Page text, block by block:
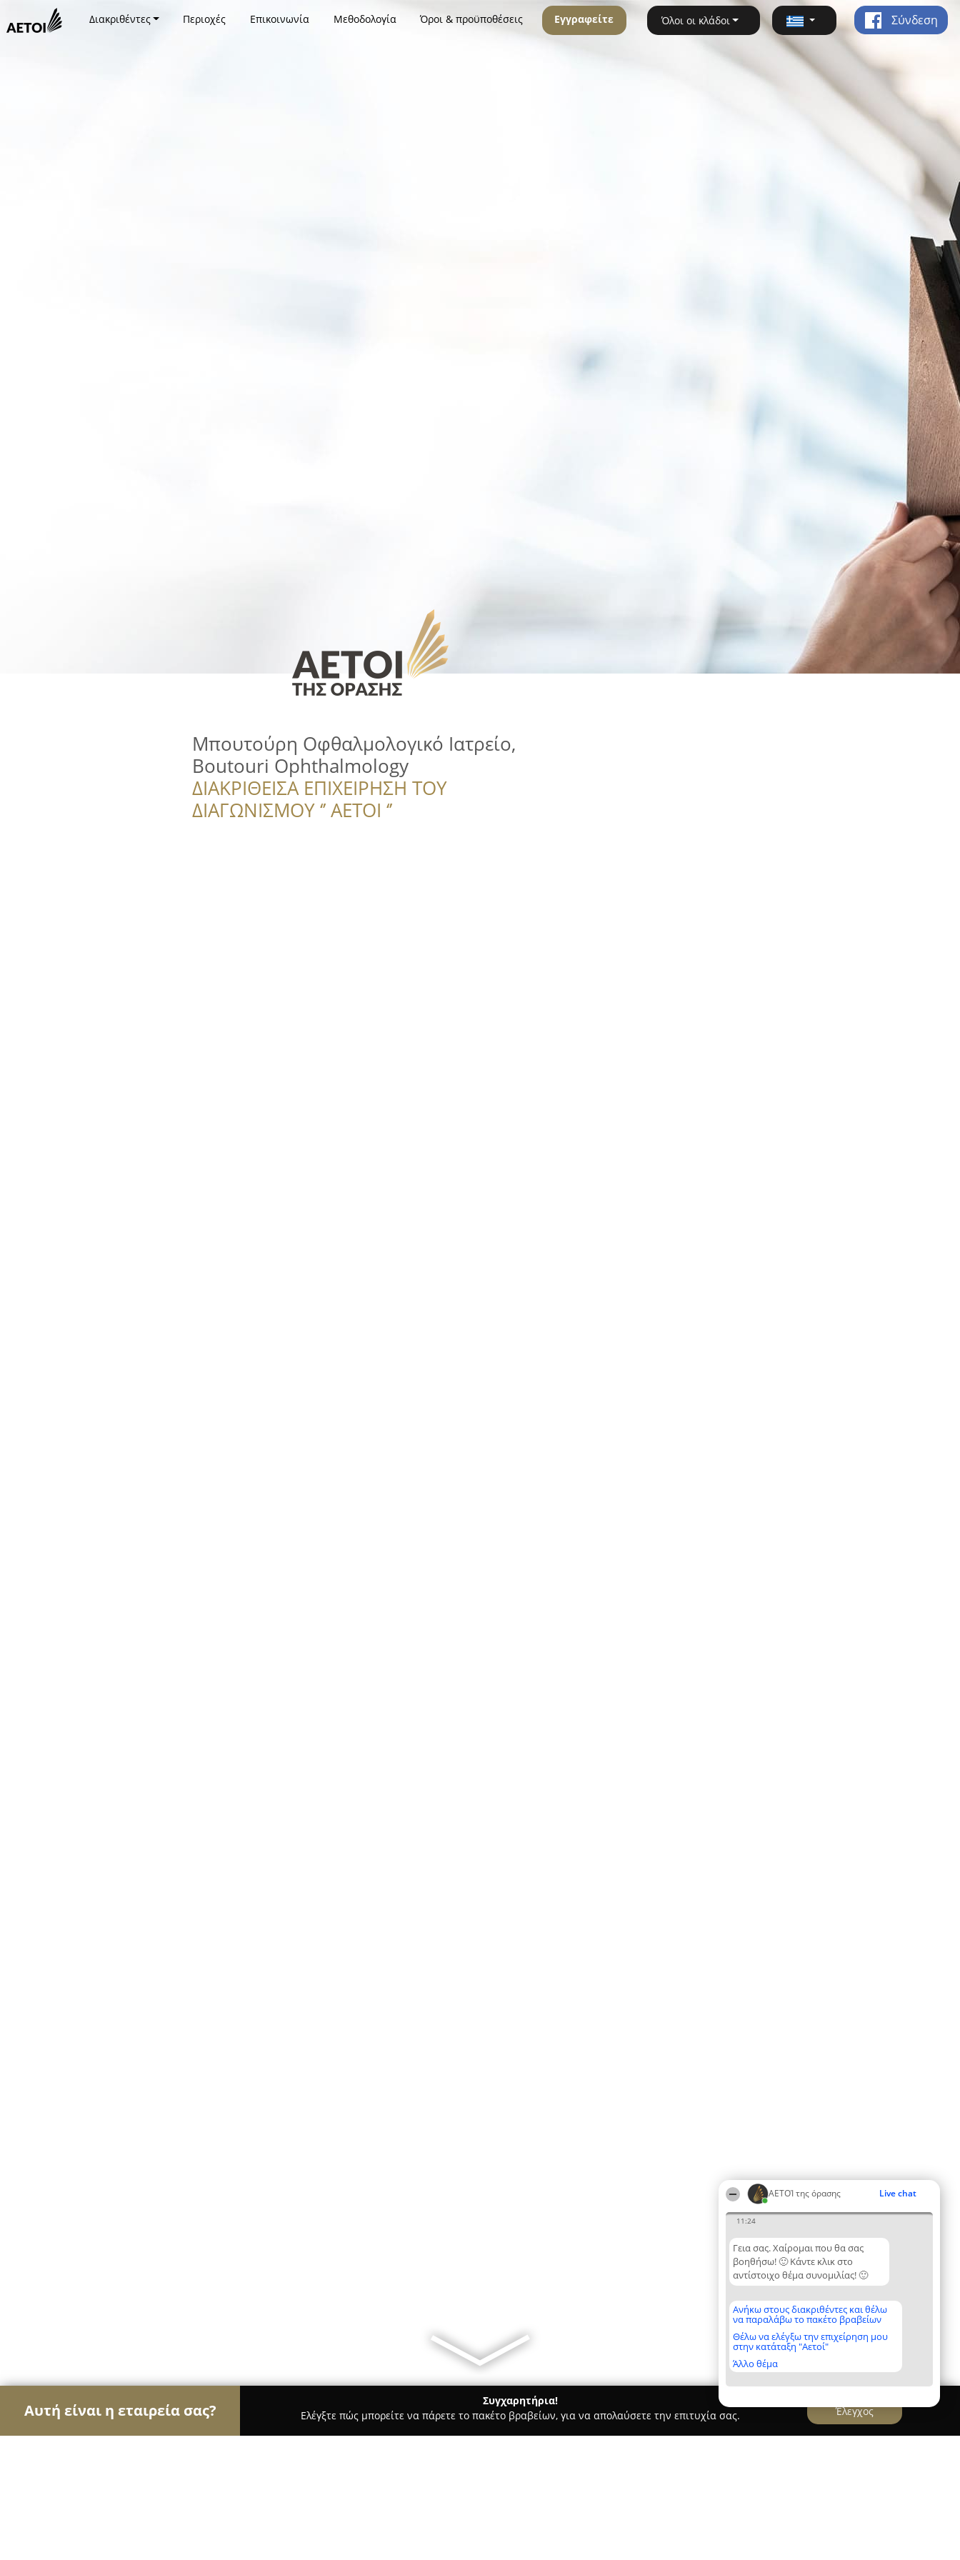
ΑΕΤΟΊ της όρασης Live chat
11:24
Γεια σας. Χαίρομαι που θα σας
βοηθήσω! 🙂 Κάντε κλικ στο
αντίστοιχο θέμα συνομιλίας! 🙂
Ανήκω στους διακριθέντες και θέλω
να παραλάβω το πακέτο βραβείων
Θέλω να ελέγξω την επιχείρηση μου
στην κατάταξη "Αετοί"
Άλλο θέμα
Διακριθέντες Περιοχές Επικοινωνία Μεθοδολογία Όροι & προϋποθέσεις Εγγραφείτε Όλοι οι κλάδοι Σύνδεση
Μπουτούρη Οφθαλμολογικό Ιατρείο,
Boutouri Ophthalmology
ΔΙΑΚΡΙΘΕΙΣΑ ΕΠΙΧΕΙΡΗΣΗ ΤΟΥ
ΔΙΑΓΩΝΙΣΜΟΥ ‘’ ΑΕΤΟΙ ‘’
Αυτή είναι η εταιρεία σας?
Συγχαρητήρια!
Ελέγξτε πώς μπορείτε να πάρετε το πακέτο βραβείων, για να απολαύσετε την επιτυχία σας.
Έλεγχος